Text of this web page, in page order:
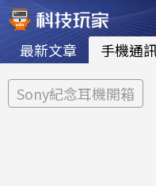
最新文章 手機通
Sony紀念耳機開箱